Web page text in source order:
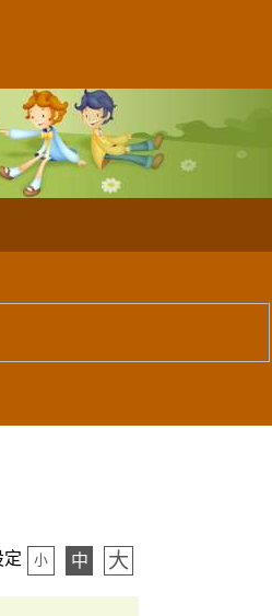
定 小 中 大